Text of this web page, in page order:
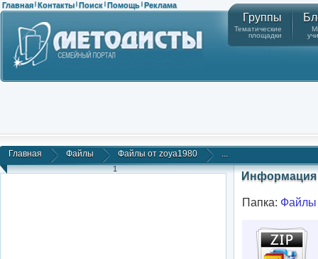
Главная | Контакты | Поиск | Помощь | Реклама
Группы
Тематические
площадки
Главная Файлы Файлы от zoya1980 ...
1
Информация
Папка: Файлы